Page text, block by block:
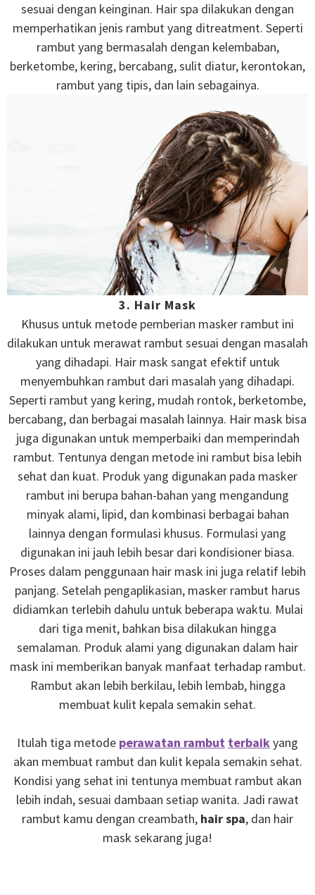
sesuai dengan keinginan. Hair spa dilakukan dengan
memperhatikan jenis rambut yang ditreatment. Seperti
rambut yang bermasalah dengan kelembaban,
berketombe, kering, bercabang, sulit diatur, kerontokan,
rambut yang tipis, dan lain sebagainya.
3. Hair Mask
Khusus untuk metode pemberian masker rambut ini
dilakukan untuk merawat rambut sesuai dengan masalah
yang dihadapi. Hair mask sangat efektif untuk
menyembuhkan rambut dari masalah yang dihadapi.
Seperti rambut yang kering, mudah rontok, berketombe,
bercabang, dan berbagai masalah lainnya. Hair mask bisa
juga digunakan untuk memperbaiki dan memperindah
rambut. Tentunya dengan metode ini rambut bisa lebih
sehat dan kuat. Produk yang digunakan pada masker
rambut ini berupa bahan-bahan yang mengandung
minyak alami, lipid, dan kombinasi berbagai bahan
lainnya dengan formulasi khusus. Formulasi yang
digunakan ini jauh lebih besar dari kondisioner biasa.
Proses dalam penggunaan hair mask ini juga relatif lebih
panjang. Setelah pengaplikasian, masker rambut harus
didiamkan terlebih dahulu untuk beberapa waktu. Mulai
dari tiga menit, bahkan bisa dilakukan hingga
semalaman. Produk alami yang digunakan dalam hair
mask ini memberikan banyak manfaat terhadap rambut.
Rambut akan lebih berkilau, lebih lembab, hingga
membuat kulit kepala semakin sehat.
Itulah tiga metode perawatan rambut terbaikyang
akan membuat rambut dan kulit kepala semakin sehat.
Kondisi yang sehat ini tentunya membuat rambut akan
lebih indah, sesuai dambaan setiap wanita. Jadi rawat
rambut kamu dengan creambath, hair spa, dan hair
mask sekarang juga!